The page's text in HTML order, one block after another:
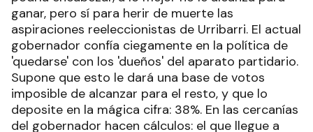
ganar, pero sí para herir de muerte las
aspiraciones reeleccionistas de Urribarri. El actual
gobernador confía ciegamente en la política de
'quedarse' con los 'dueños' del aparato partidario.
Supone que esto le dará una base de votos
imposible de alcanzar para el resto, y que lo
deposite en la mágica cifra: 38%. En las cercanías
del gobernador hacen cálculos: el que llegue a